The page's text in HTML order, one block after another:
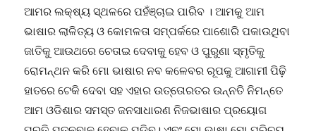
ଆମର ଲକ୍ଷ୍ୟ ସ୍ଥଳରେ ପହଁଞ୍ଚାଇ ପାରିବ । ଆମକୁ ଆମ
ଭାଷାର ଲାଳିତ୍ୟ ଓ କୋମଳତା ସମ୍ପର୍କରେ ପାଶୋରି ପକାଉଥିବା
ଜାତିକୁ ଆଉଥରେ ଚେତାଇ ଦେବାକୁ ହେବ ଓ ପୁରୁଣା ସ୍ମୃତିକୁ
ରୋମନ୍ଥନ କରି ମୋ ଭାଷାର ନବ କଳେବର ରୂପକୁ ଆଗାମୀ ପିଢ଼ି
ହାତରେ ଟେକି ଦେବା ସହ ଏହାର ଉତ୍ତୋରତର ଉନ୍ନତି ନିମନ୍ତେ
ଆମ ଓଡିଶାର ସମସ୍ତ ଜନସାଧାରଣ ନିଜଭାଷାର ପ୍ରୟୋଗ